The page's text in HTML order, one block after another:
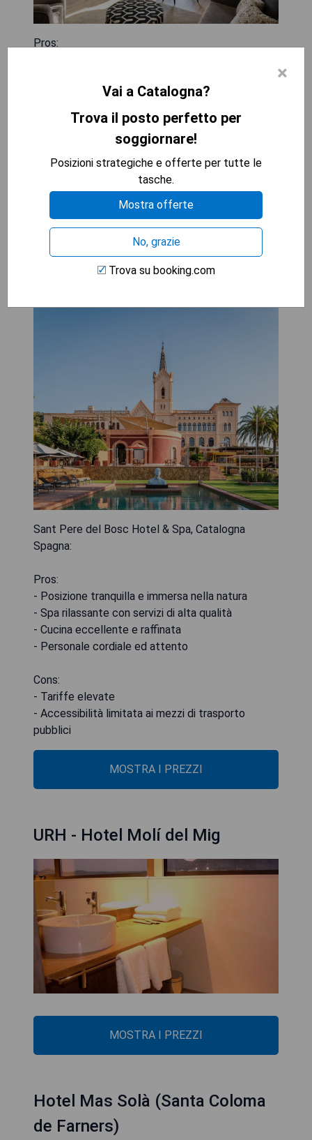
Pros:
- Vista panoramica mozzafiato sulla città
- Servizio cordiale ed efficiente
- Costoso rispetto ad altri hotel della zona
- Spazio limitato nelle camere
MOSTRA I PREZZI
Sant Pere del Bosc Hotel & Spa
Sant Pere del Bosc Hotel & Spa, Catalogna
Spagna:
Pros:
- Posizione tranquilla e immersa nella natura
- Spa rilassante con servizi di alta qualità
- Cucina eccellente e raffinata
- Personale cordiale ed attento
Cons:
- Tariffe elevate
- Accessibilità limitata ai mezzi di trasporto
pubblici
MOSTRA I PREZZI
URH - Hotel Molí del Mig
MOSTRA I PREZZI
Hotel Mas Solà (Santa Coloma
de Farners)
×
Vai a Catalogna?
Trova il posto perfetto per
soggiornare!
Posizioni strategiche e offerte per tutte le
tasche.
Mostra offerte
No, grazie
Trova su booking.com